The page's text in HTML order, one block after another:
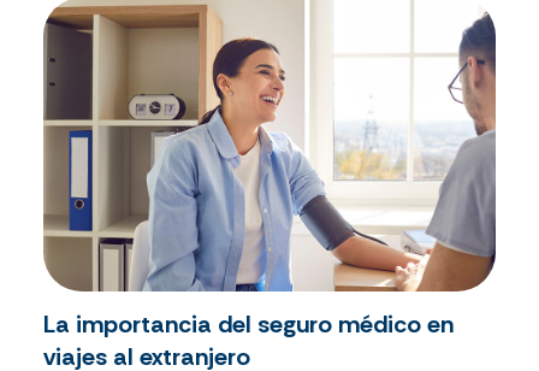
La importancia del seguro médico en
viajes al extranjero